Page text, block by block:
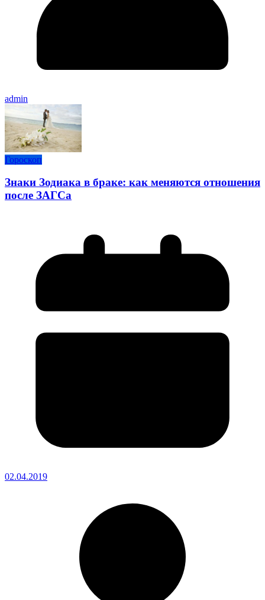
admin
Гороскоп
Знаки Зодиака в браке: как меняются отношения
после ЗАГСа
02.04.2019